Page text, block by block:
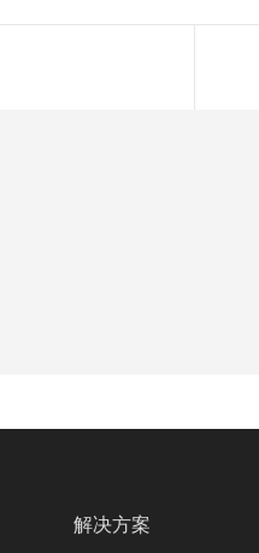
解决方案